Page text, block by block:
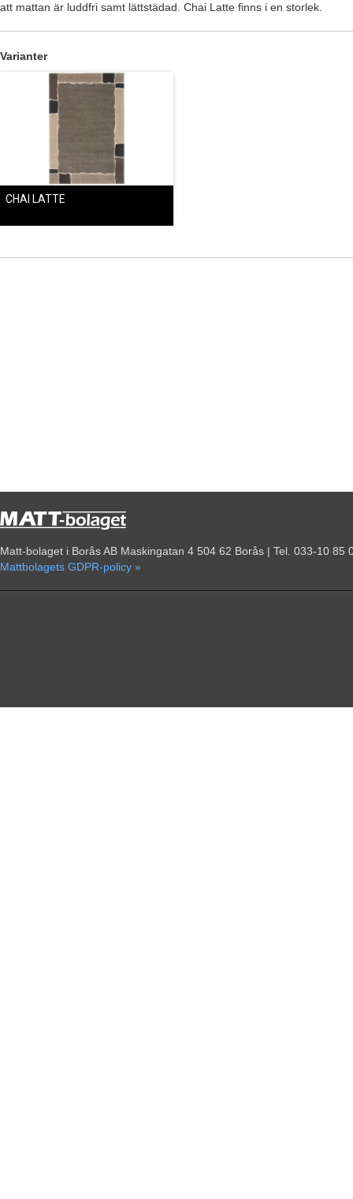
att mattan är luddfri samt lättstädad. Chai Latte finns i en storlek.
Varianter
CHAI LATTE
Matt-bolaget i Borås AB Maskingatan 4 504 62 Borås | Tel. 033-10
Mattbolagets GDPR-policy »